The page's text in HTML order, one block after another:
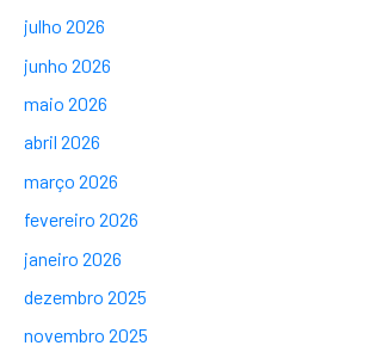
julho 2026
junho 2026
maio 2026
abril 2026
março 2026
fevereiro 2026
janeiro 2026
dezembro 2025
novembro 2025